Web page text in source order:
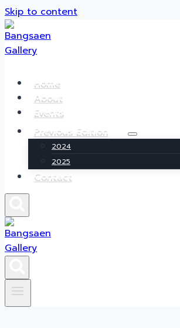
Skip to content
Home
About
Events
Previous Edition
2024
2025
Contact